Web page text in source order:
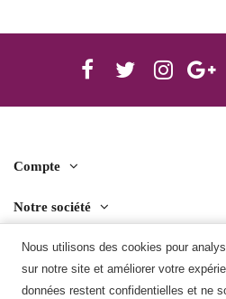
Nous utilisons des cookies pour
sur notre site et améliorer votre
données restent confidentielles et ne
Compte
Notre société
Contact us
Télécharger l'application mobile